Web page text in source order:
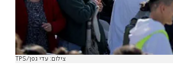
צילום: עדי גפן/TPS